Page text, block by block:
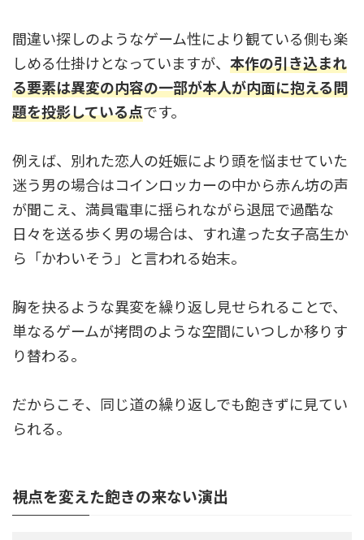
間違い探しのようなゲーム性により観ている側も楽
しめる仕掛けとなっていますが、 本作の引き込まれ
る要素は異変の内容の一部が本人が内面に抱える問
題を投影している点です。
例えば、別れた恋人の妊娠により頭を悩ませていた
迷う男の場合はコインロッカーの中から赤ん坊の声
が聞こえ、満員電車に揺られながら退屈で過酷な
日々を送る歩く男の場合は、すれ違った女子高生か
ら「かわいそう」と言われる始末。
胸を抉るような異変を繰り返し見せられることで、
単なるゲームが拷問のような空間にいつしか移りす
り替わる。
だからこそ、同じ道の繰り返しでも飽きずに見てい
られる。
視点を変えた飽きの来ない演出